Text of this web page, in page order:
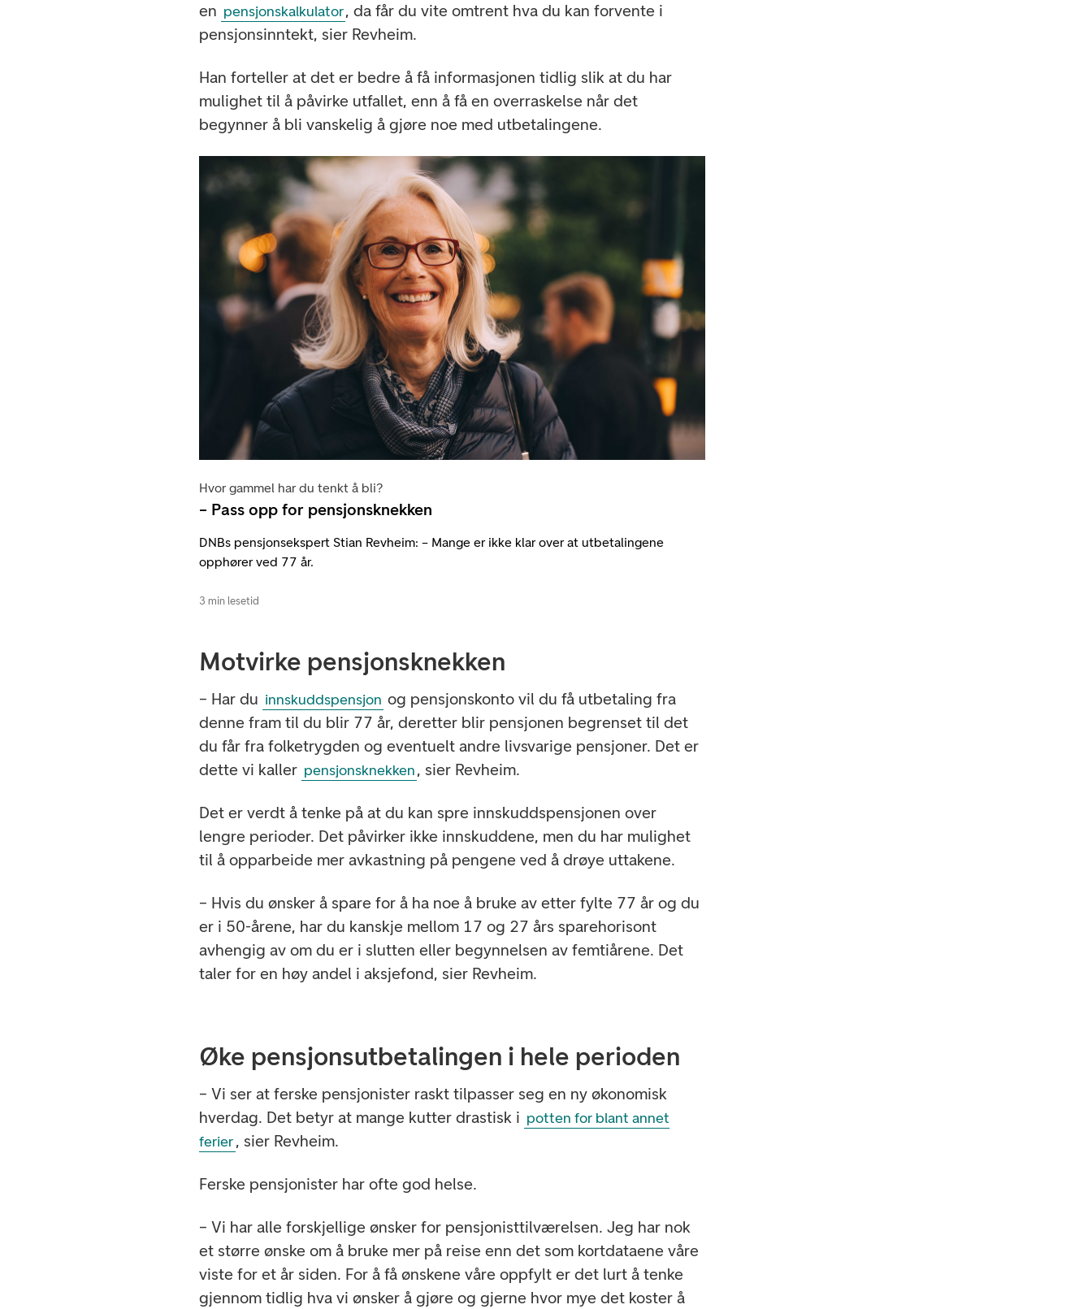
en pensjonskalkulator, da får du vite omtrent hva du kan forvente i
pensjonsinntekt, sier Revheim.
Han forteller at det er bedre å få informasjonen tidlig slik at du har
mulighet til å påvirke utfallet, enn å få en overraskelse når det
begynner å bli vanskelig å gjøre noe med utbetalingene.
Hvor gammel har du tenkt å bli?
– Pass opp for pensjonsknekken
DNBs pensjonsekspert Stian Revheim: – Mange er ikke klar over at utbetalingene
opphører ved 77 år.
3 min lesetid
Motvirke pensjonsknekken
– Har du innskuddspensjon og pensjonskonto vil du få utbetaling fra
denne fram til du blir 77 år, deretter blir pensjonen begrenset til det
du får fra folketrygden og eventuelt andre livsvarige pensjoner. Det er
dette vi kaller pensjonsknekken, sier Revheim.
Det er verdt å tenke på at du kan spre innskuddspensjonen over
lengre perioder. Det påvirker ikke innskuddene, men du har mulighet
til å opparbeide mer avkastning på pengene ved å drøye uttakene.
– Hvis du ønsker å spare for å ha noe å bruke av etter fylte 77 år og du
er i 50-årene, har du kanskje mellom 17 og 27 års sparehorisont
avhengig av om du er i slutten eller begynnelsen av femtiårene. Det
taler for en høy andel i aksjefond, sier Revheim.
Øke pensjonsutbetalingen i hele perioden
– Vi ser at ferske pensjonister raskt tilpasser seg en ny økonomisk
hverdag. Det betyr at mange kutter drastisk i potten for blant annet
ferier, sier Revheim.
Ferske pensjonister har ofte god helse.
– Vi har alle forskjellige ønsker for pensjonisttilværelsen. Jeg har nok
et større ønske om å bruke mer på reise enn det som kortdataene våre
viste for et år siden. For å få ønskene våre oppfylt er det lurt å tenke
gjennom tidlig hva vi ønsker å gjøre og gjerne hvor mye det koster å